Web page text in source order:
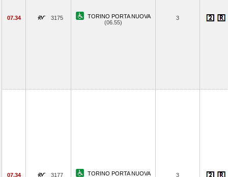
07.34 3175
TORINO PORTA NUOVA
(06.55)
3
07.34 3177
TORINO PORTA NUOVA
3